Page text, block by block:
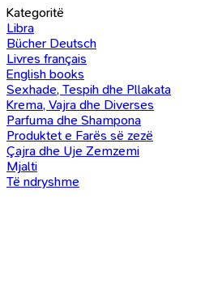
Kategoritë
Libra
Bücher Deutsch
Livres français
English books
Sexhade, Tespih dhe Pllakata
Krema, Vajra dhe Diverses
Parfuma dhe Shampona
Produktet e Farës së zezë
Çajra dhe Uje Zemzemi
Mjalti
Të ndryshme